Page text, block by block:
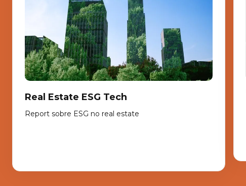
Real Estate ESG Tech
Report sobre ESG no real estate